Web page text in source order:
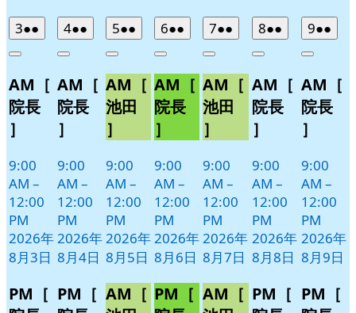
32026
年
月
3
日
●●
件
イ
ベ
Close
AM［
院長
］
9:00
AM –
12:00
PM
2026年
8月3日
PM［
42026
年
月
4
日
●●
件
イ
ベ
Close
AM［
院長
］
9:00
AM –
12:00
PM
2026年
8月4日
PM［
52026
年
月
5
日
●●
件
イ
ベ
ト)
Close
AM［
池田
］
9:00
AM –
12:00
PM
2026年
8月5日
AM［
62026
年
月
6
日
●●
件
イ
ベ
ト)
Close
AM［
院長
］
9:00
AM –
12:00
PM
2026年
8月6日
PM［
72026
年
月
7
日
●●
件
イ
ベ
ト)
Close
AM［
池田
］
9:00
AM –
12:00
PM
2026年
8月7日
AM［
82026
年
月
8
日
●●
件
イ
ベ
Close
AM［
院長
］
9:00
AM –
12:00
PM
2026年
8月8日
PM［
92026
年
月
9
日
●●
件
イ
ベ
Close
AM［
院長
］
9:00
AM –
12:00
PM
2026年
8月9日
PM［